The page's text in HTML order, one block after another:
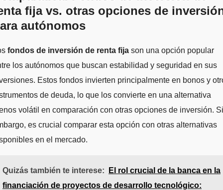
fija vs. otras opciones de
autónomos
fondos de inversión de renta fija son una opción popular
los autónomos que buscan estabilidad y seguridad en sus
Estos fondos invierten principalmente en bonos y
de deuda, lo que los convierte en una alternativa
volátil en comparación con otras opciones de inversión.
es crucial comparar esta opción con otras alternativas
en el mercado.
Quizás también te interese:
El rol crucial de la banca en la
financiación de proyectos de desarrollo tecnológico: